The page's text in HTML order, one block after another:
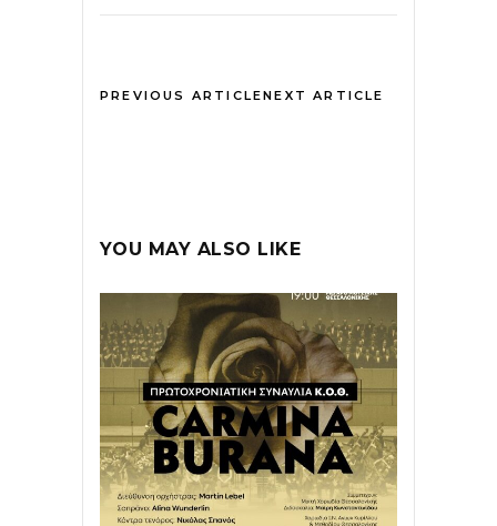
PREVIOUS ARTICLENEXT ARTICLE
YOU MAY ALSO LIKE